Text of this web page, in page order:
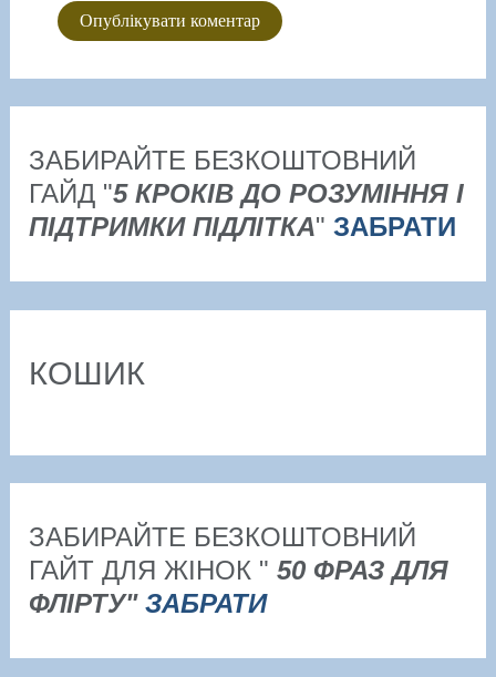
ЗАБИРАЙТЕ БЕЗКОШТОВНИЙ
ГАЙД "5 КРОКІВ ДО РОЗУМІННЯ І
ПІДТРИМКИ ПІДЛІТКА"ЗАБРАТИ
КОШИК
ЗАБИРАЙТЕ БЕЗКОШТОВНИЙ
ГАЙТ ДЛЯ ЖІНОК "50 ФРАЗ ДЛЯ
ФЛІРТУ"ЗАБРАТИ